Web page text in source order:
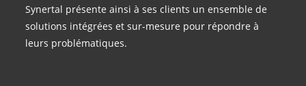
Synertal présente ainsi à ses clients un ensemble de
solutions intégrées et sur-mesure pour répondre à
leurs problématiques.